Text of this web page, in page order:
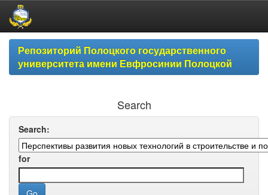
Skip
navigationРепозиторий Полоцкого государственного
университета имени Евфросинии Полоцкой
Search
Search:
for